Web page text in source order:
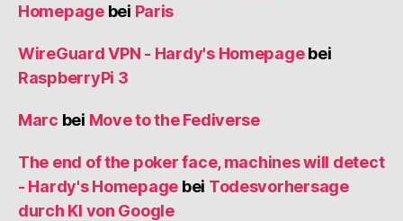
Homepagebei Paris
WireGuard VPN - Hardy's Homepagebei
RaspberryPi 3
Marc bei Move to the Fediverse
The end of the poker face, machines will detect
- Hardy's Homepage bei Todesvorhersage
durch KI von Google